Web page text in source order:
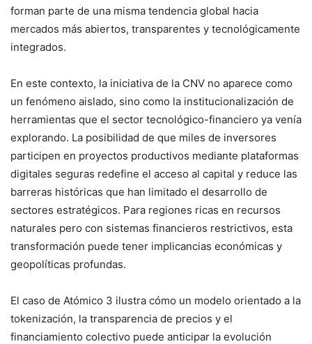
forman parte de una misma tendencia global hacia
mercados más abiertos, transparentes y tecnológicamente
integrados.
En este contexto, la iniciativa de la CNV no aparece como
un fenómeno aislado, sino como la institucionalización de
herramientas que el sector tecnológico-financiero ya venía
explorando. La posibilidad de que miles de inversores
participen en proyectos productivos mediante plataformas
digitales seguras redefine el acceso al capital y reduce las
barreras históricas que han limitado el desarrollo de
sectores estratégicos. Para regiones ricas en recursos
naturales pero con sistemas financieros restrictivos, esta
transformación puede tener implicancias económicas y
geopolíticas profundas.
El caso de Atómico 3 ilustra cómo un modelo orientado a la
tokenización, la transparencia de precios y el
financiamiento colectivo puede anticipar la evolución